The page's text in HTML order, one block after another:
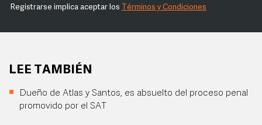
Registrarse implica aceptar los Términos y Condiciones
LEE TAMBIÉN
Dueño de Atlas y Santos, es absuelto del proceso penal
promovido por el SAT